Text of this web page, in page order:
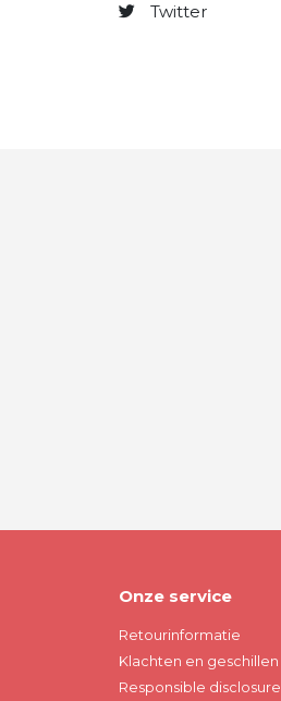
Twitter
Onze service
Retourinformatie
Klachten en geschillen
Responsible disclosure